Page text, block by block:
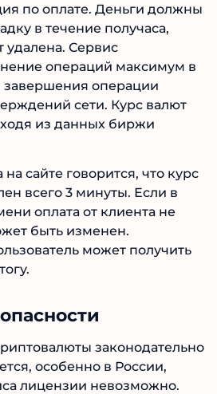
по оплате. Деньги должны
в течение получаса,
удалена. Сервис
операций максимум в
завершения операции
сети. Курс валют
из данных биржи
сайте говорится, что курс
всего 3 минуты. Если в
оплата от клиента не
быть изменен.
может получить
законодательно
особенно в России,
лицензии невозможно.